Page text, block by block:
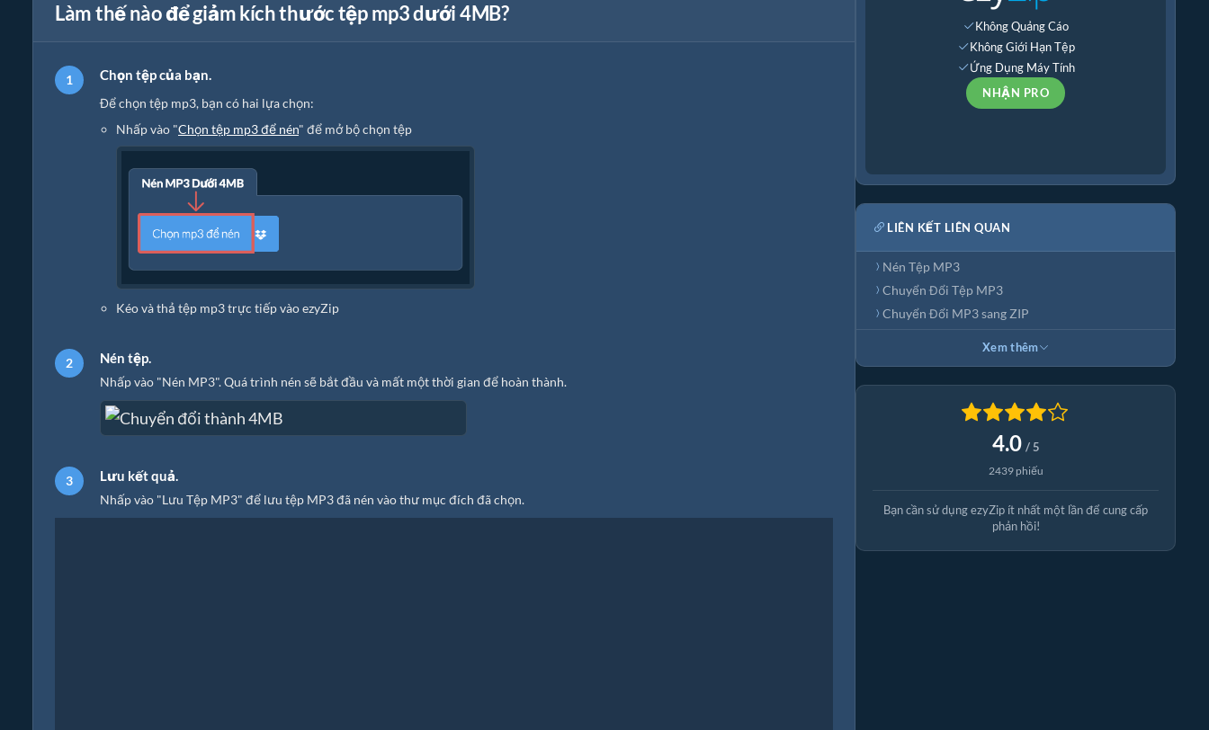
Làm thế nào để giảm kích thước tệp mp3 dưới 4MB?
Chọn tệp của bạn.
Để chọn tệp mp3, bạn có hai lựa chọn:
Nhấp vào "Chọn tệp mp3 để nén" để mở bộ chọn tệp
Kéo và thả tệp mp3 trực tiếp vào ezyZip
Nén tệp.
Nhấp vào "Nén MP3". Quá trình nén sẽ bắt đầu và mất một thời gian để hoàn thành.
Lưu kết quả.
Nhấp vào "Lưu Tệp MP3" để lưu tệp MP3 đã nén vào thư mục đích đã chọn.
Không Quảng Cáo
Không Giới Hạn Tệp
Ứng Dụng Máy Tính
NHẬN PRO
LIÊN KẾT LIÊN QUAN
Nén Tệp MP3
Chuyển Đổi Tệp MP3
Chuyển Đổi MP3 sang ZIP
Xem thêm
4.0 / 5
2439 phiếu
Bạn cần sử dụng ezyZip ít nhất một lần để cung cấp
phản hồi!